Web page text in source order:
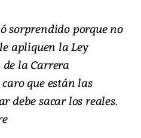
sorprendido porque no
apliquen la Ley
la Carrera
que están las
debe sacar los reales.